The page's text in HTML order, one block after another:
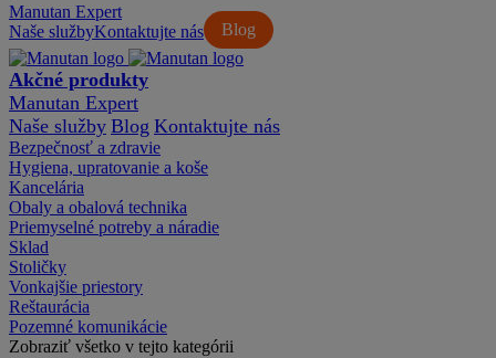
Manutan Expert
Naše služby
Blog
Kontaktujte nás
Akčné produkty
Manutan Expert
Naše služby Blog Kontaktujte nás
Bezpečnosť a zdravie
Hygiena, upratovanie a koše
Kancelária
Obaly a obalová technika
Priemyselné potreby a náradie
Sklad
Stoličky
Vonkajšie priestory
Reštaurácia
Pozemné komunikácie
Zobraziť všetko v tejto kategórii